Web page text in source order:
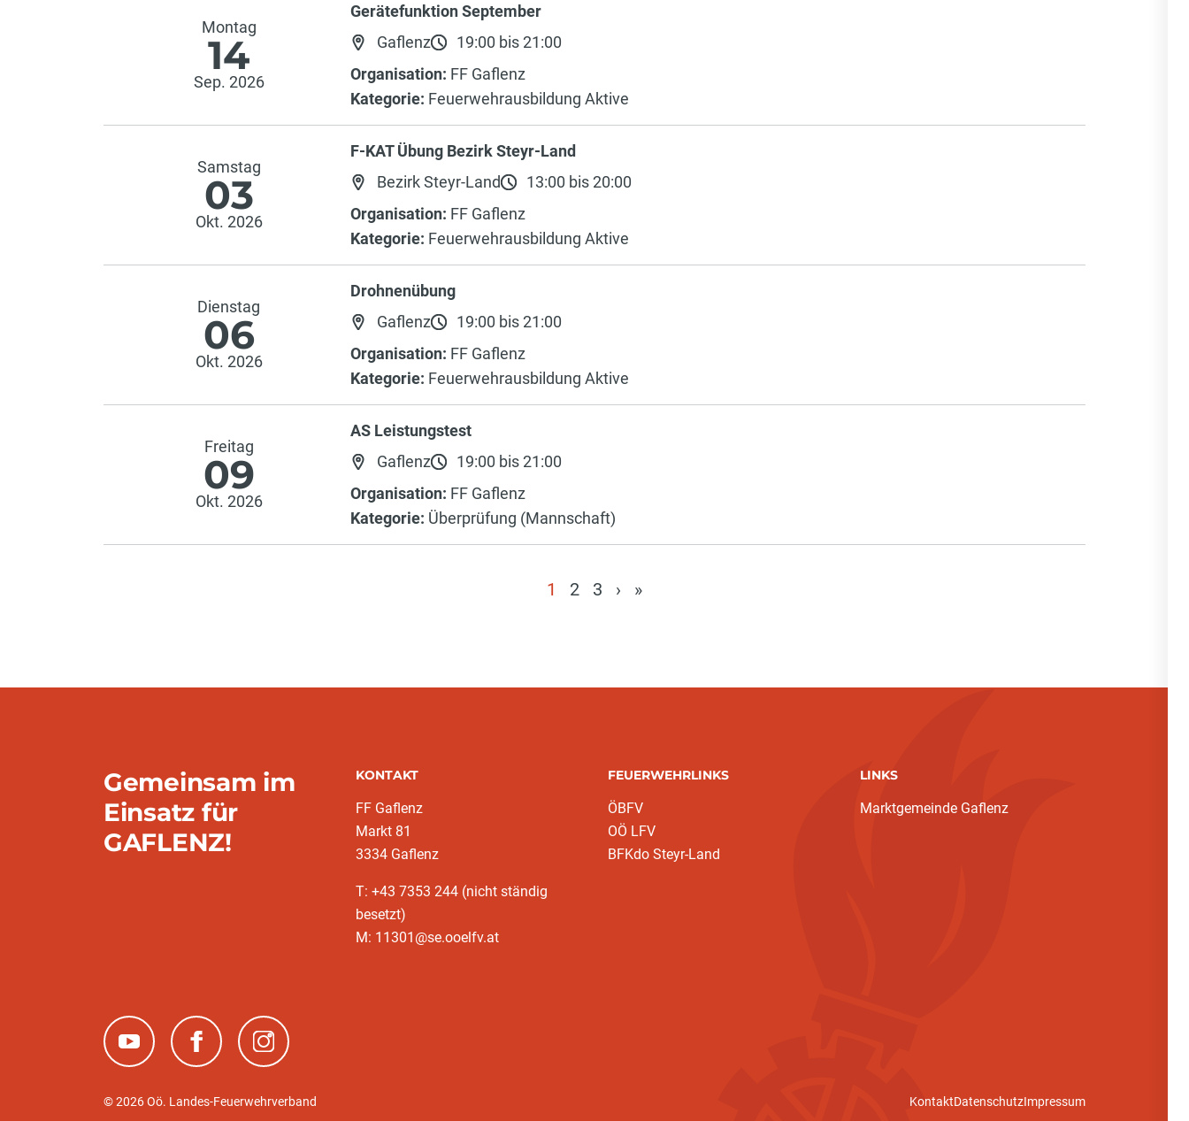
Montag
14
Sep. 2026
Gerätefunktion September
Gaflenz
19:00 bis 21:00
Organisation: FF Gaflenz
Kategorie: Feuerwehrausbildung Aktive
Samstag
03
Okt. 2026
F-KAT Übung Bezirk Steyr-Land
Bezirk Steyr-Land
13:00 bis 20:00
Organisation: FF Gaflenz
Kategorie: Feuerwehrausbildung Aktive
Dienstag
06
Okt. 2026
Drohnenübung
Gaflenz
19:00 bis 21:00
Organisation: FF Gaflenz
Kategorie: Feuerwehrausbildung Aktive
Freitag
09
Okt. 2026
AS Leistungstest
Gaflenz
19:00 bis 21:00
Organisation: FF Gaflenz
Kategorie: Überprüfung (Mannschaft)
1 2 3 › »
Gemeinsam im
Einsatz für
GAFLENZ!
KONTAKT
FF Gaflenz
Markt 81
3334 Gaflenz
T: +43 7353 244 (nicht ständig
besetzt)
M: 11301@se.ooelfv.at
FEUERWEHRLINKS
ÖBFV
OÖ LFV
BFKdo Steyr-Land
LINKS
Marktgemeinde Gaflenz
(neues Fenster)(neues Fenster)(neues Fenster)
© 2026 Oö. Landes-Feuerwehrverband KontaktDatenschutzImpressum